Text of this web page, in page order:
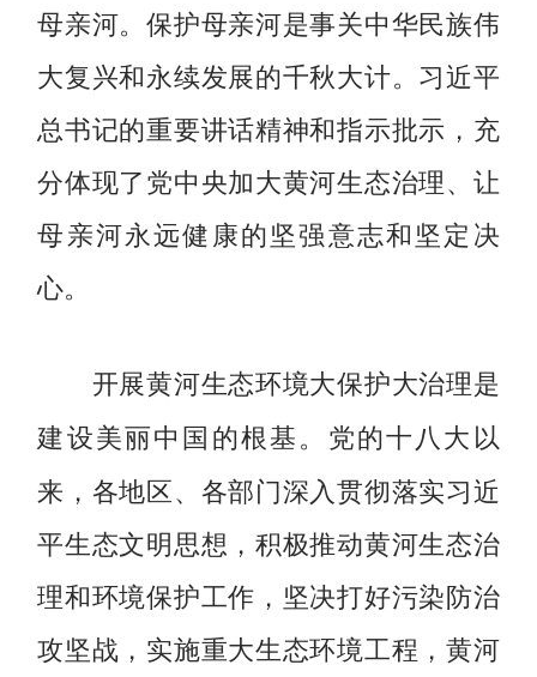
母亲河。保护母亲河是事关中华民族伟
大复兴和永续发展的千秋大计。习近平
总书记的重要讲话精神和指示批示，充
分体现了党中央加大黄河生态治理、让
母亲河永远健康的坚强意志和坚定决
心。
开展黄河生态环境大保护大治理是
建设美丽中国的根基。 党的十八大以
来，各地区、各部门深入贯彻落实习近
平生态文明思想，积极推动黄河生态治
理和环境保护工作，坚决打好污染防治
攻坚战，实施重大生态环境工程，黄河